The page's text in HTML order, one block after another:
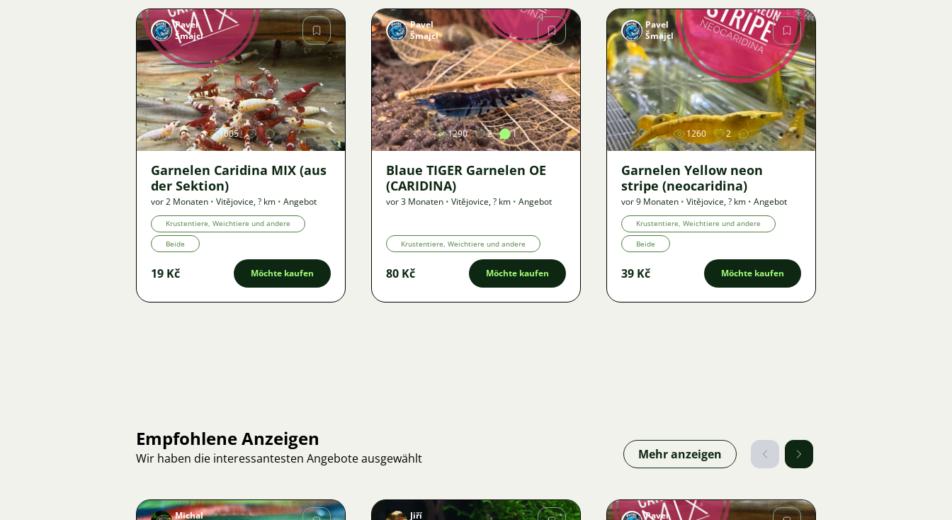
Bild
Pavel
Šmajcl
1005
Garnelen Caridina MIX (aus
der Sektion)
vor 2 Monaten • Vitějovice,? km • Angebot
Krustentiere, Weichtiere und andere
Beide
19 Kč Möchte kaufen
Bild
Pavel
Šmajcl
1290 2 1
Blaue TIGER Garnelen OE
(CARIDINA)
vor 3 Monaten • Vitějovice,? km • Angebot
Krustentiere, Weichtiere und andere
80 Kč Möchte kaufen
Bild
Pavel
Šmajcl
1260 2
Garnelen Yellow neon
stripe (neocaridina)
vor 9 Monaten • Vitějovice,? km • Angebot
Krustentiere, Weichtiere und andere
Beide
39 Kč Möchte kaufen
Empfohlene Anzeigen
Wir haben die interessantesten Angebote ausgewählt Mehr anzeigen
Michal
Jiří
Pavel